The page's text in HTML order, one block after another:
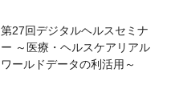
第27回デジタルヘルスセミナ
ー ～医療・ヘルスケアリアル
ワールドデータの利活用～